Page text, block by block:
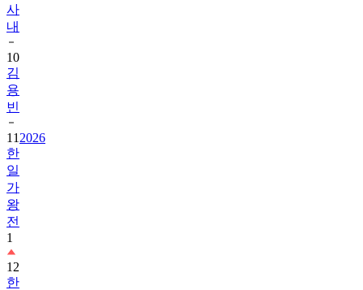
사
내
10
김
용
빈
11 2026
한
일
가
왕
전
1
12
한